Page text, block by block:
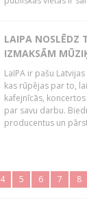
LAIPA NOSLĒDZ
IZMAKSĀM
LaIPA ir pašu
kas rūpējas par to,
kafejnīcās,
par savu darbu.
producentus un
4 5 6 7 8